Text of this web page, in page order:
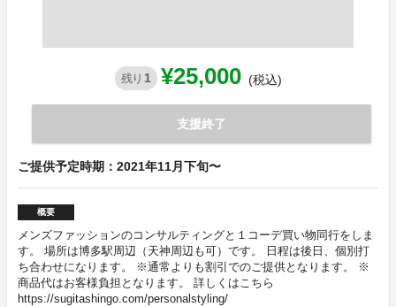
残り 1 ¥25,000 (税込)
支援終了
ご提供予定時期：2021年11月下旬〜
概要
メンズファッションのコンサルティングと１コーデ買い物同行をしま
す。 場所は博多駅周辺（天神周辺も可）です。 日程は後日、個別打
ち合わせになります。 ※通常よりも割引でのご提供となります。 ※
商品代はお客様負担となります。 詳しくはこちら
https://sugitashingo.com/personalstyling/